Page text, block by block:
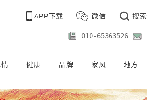
APP下载 微信 搜索
010-65363526
健康 品牌 家风 地方